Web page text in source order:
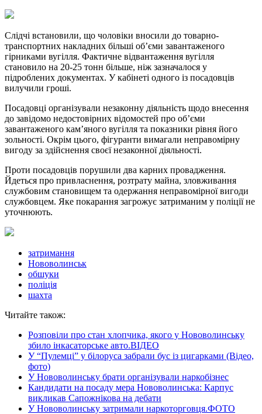
Слідчі встановили, що чоловіки вносили до товарно-
транспортних накладних більші об’єми завантаженого
гірниками вугілля. Фактичне відвантаження вугілля
становило на 20-25 тонн більше, ніж зазначалося у
підроблених документах. У кабінеті одного із посадовців
вилучили гроші.
Посадовці організували незаконну діяльність щодо внесення
до завідомо недостовірних відомостей про об’єми
завантаженого кам’яного вугілля та показники рівня його
зольності. Окрім цього, фігуранти вимагали неправомірну
вигоду за здійснення своєї незаконної діяльності.
Проти посадовців порушили два карних провадження.
Йдеться про привласнення, розтрату майна, зловживання
службовим становищем та одержання неправомірної вигоди
службовцем. Яке покарання загрожує затриманим у поліції не
уточнюють.
затримання
Нововолинськ
обшуки
поліція
шахта
Читайте також:
Розповіли про стан хлопчика, якого у Нововолинську
збило інкасаторське авто.ВІДЕО
У “Пулемці” у білоруса забрали бус із цигарками (Відео,
фото)
У Нововолинську брати організували наркобізнес
Кандидати на посаду мера Нововолинська: Карпус
викликав Сапожнікова на дебати
У Нововолинську затримали наркоторговця.ФОТО